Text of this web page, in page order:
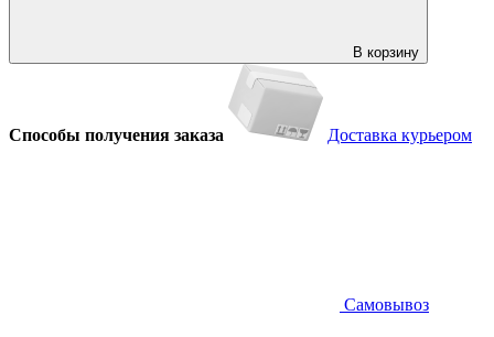
В корзину
Способы получения заказа Доставка курьером
Самовывоз